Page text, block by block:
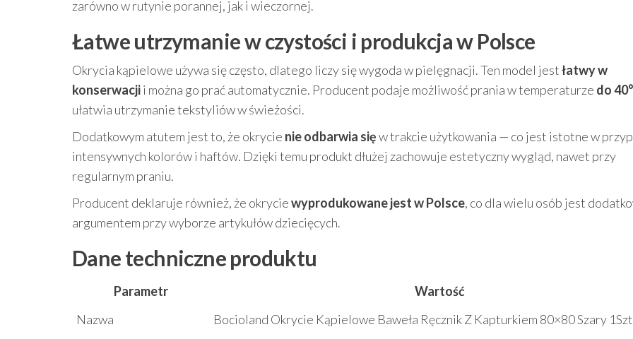
zarówno w rutynie porannej, jak i wieczornej.
Łatwe utrzymanie w czystości i produkcja w Polsce
Okrycia kąpielowe używa się często, dlatego liczy się wygoda w pielęgnacji. Ten model jestłatwy w
konserwacjii można go prać automatycznie. Producent podaje możliwość prania w temperaturze do
ułatwia utrzymanie tekstyliów w świeżości.
Dodatkowym atutem jest to, że okrycie nie odbarwia sięw trakcie użytkowania — co jest istotne w
intensywnych kolorów i haftów. Dzięki temu produkt dłużej zachowuje estetyczny wygląd, nawet przy
regularnym praniu.
Producent deklaruje również, że okryciewyprodukowane jest w Polsce, co dla wielu osób jest
argumentem przy wyborze artykułów dziecięcych.
Dane techniczne produktu
Parametr
Wartość
Nazwa
Bocioland Okrycie Kąpielowe Baweła Ręcznik Z Kapturkiem 80×80 Szary 1Szt